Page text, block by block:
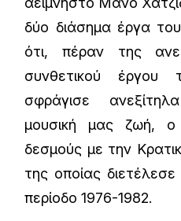
δύο διάσημα έργα
ότι, πέραν της
συνθετικού έργου
σφράγισε
μουσική μας ζωή, ο
δεσμούς με την
της οποίας
περίοδο 1976-1982.